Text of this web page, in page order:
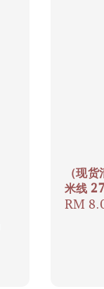
（现
米线
RM